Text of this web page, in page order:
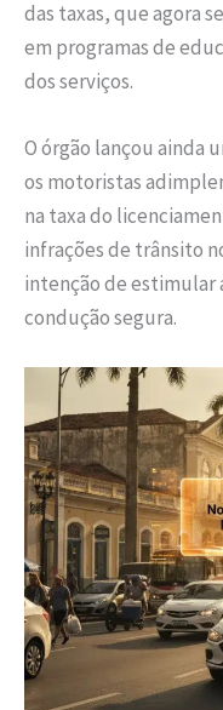
das taxas, que agora
em programas de
dos serviços.
O órgão lançou ainda
os motoristas
na taxa do
infrações de trânsito
intenção de estimular
condução segura.